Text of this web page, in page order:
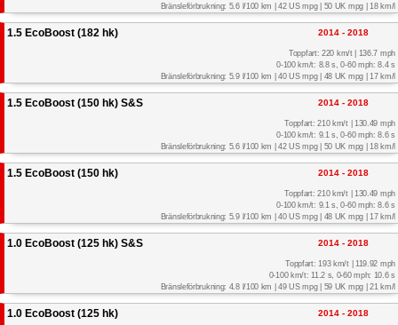
Bränsleförbrukning: 5.6 l/100 km | 42 US mpg | 50 UK mpg | 18 km/l
1.5 EcoBoost (182 hk) 2014 - 2018
Toppfart: 220 km/t | 136.7 mph
0-100 km/t: 8.8 s, 0-60 mph: 8.4 s
Bränsleförbrukning: 5.9 l/100 km | 40 US mpg | 48 UK mpg | 17 km/l
1.5 EcoBoost (150 hk) S&S 2014 - 2018
Toppfart: 210 km/t | 130.49 mph
0-100 km/t: 9.1 s, 0-60 mph: 8.6 s
Bränsleförbrukning: 5.6 l/100 km | 42 US mpg | 50 UK mpg | 18 km/l
1.5 EcoBoost (150 hk) 2014 - 2018
Toppfart: 210 km/t | 130.49 mph
0-100 km/t: 9.1 s, 0-60 mph: 8.6 s
Bränsleförbrukning: 5.9 l/100 km | 40 US mpg | 48 UK mpg | 17 km/l
1.0 EcoBoost (125 hk) S&S 2014 - 2018
Toppfart: 193 km/t | 119.92 mph
0-100 km/t: 11.2 s, 0-60 mph: 10.6 s
Bränsleförbrukning: 4.8 l/100 km | 49 US mpg | 59 UK mpg | 21 km/l
1.0 EcoBoost (125 hk) 2014 - 2018